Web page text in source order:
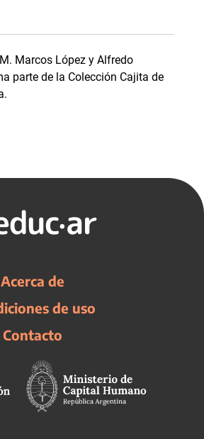
Marcos López y Alfredo
parte de la Colección Cajita de
Acerca de
de uso
Contacto